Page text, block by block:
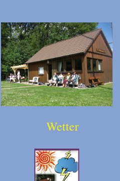
Wetter